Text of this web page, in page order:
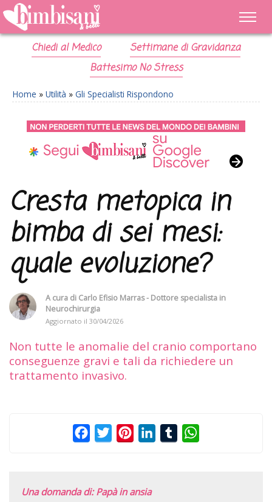
Chiedi al Medico
Settimane di Gravidanza
Battesimo No Stress
Home » Utilità » Gli Specialisti Rispondono
Cresta metopica in
bimba di sei mesi:
quale evoluzione?
A cura di Carlo Efisio Marras - Dottore specialista in
Neurochirurgia
Aggiornato il 30/04/2026
Non tutte le anomalie del cranio comportano
conseguenze gravi e tali da richiedere un
trattamento invasivo.
FacebookTwitterPinterestLinkedInTumblr
Una domanda di: Papà in ansia